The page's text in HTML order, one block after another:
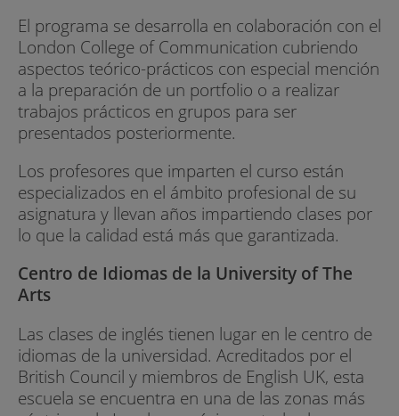
El programa se desarrolla en colaboración con el
London College of Communication cubriendo
aspectos teórico-prácticos con especial mención
a la preparación de un portfolio o a realizar
trabajos prácticos en grupos para ser
presentados posteriormente.
Los profesores que imparten el curso están
especializados en el ámbito profesional de su
asignatura y llevan años impartiendo clases por
lo que la calidad está más que garantizada.
Centro de Idiomas de la University of The
Arts
Las clases de inglés tienen lugar en le centro de
idiomas de la universidad. Acreditados por el
British Council y miembros de English UK, esta
escuela se encuentra en una de las zonas más